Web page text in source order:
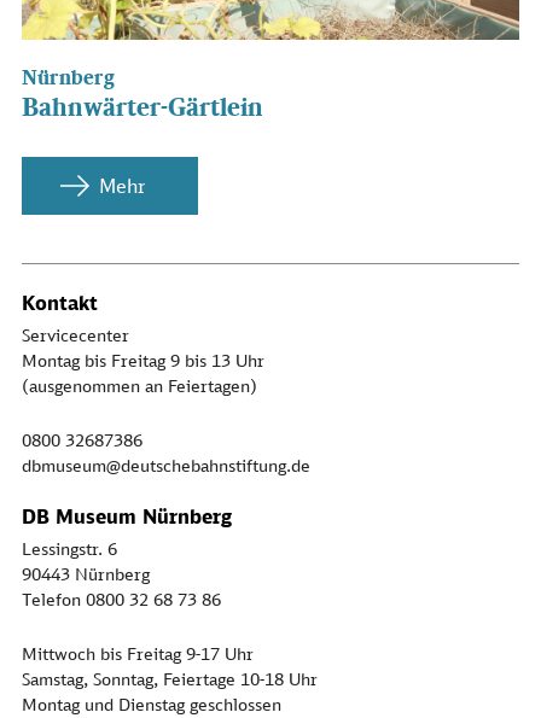
Nürnberg
Bahnwärter-Gärtlein
Mehr
Kontakt
Servicecenter
Montag bis Freitag 9 bis 13 Uhr
(ausgenommen an Feiertagen)
0800 32687386
dbmuseum@deutschebahnstiftung.de
DB Museum Nürnberg
Lessingstr. 6
90443 Nürnberg
Telefon 0800 32 68 73 86
Mittwoch bis Freitag 9-17 Uhr
Samstag, Sonntag, Feiertage 10-18 Uhr
Montag und Dienstag geschlossen